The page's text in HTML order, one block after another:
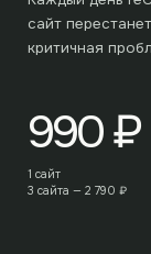
сайт
критичная
990₽
1 сайт
3 сайта — 2 790 ₽